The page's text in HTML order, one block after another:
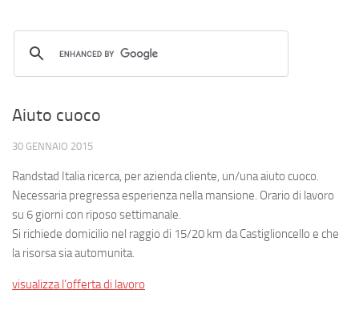
Aiuto cuoco
30 GENNAIO 2015
Randstad Italia ricerca, per azienda cliente, un/una aiuto cuoco.
Necessaria pregressa esperienza nella mansione. Orario di lavoro
su 6 giorni con riposo settimanale.
Si richiede domicilio nel raggio di 15/20 km da Castiglioncello e che
la risorsa sia automunita.
visualizza l’offerta di lavoro